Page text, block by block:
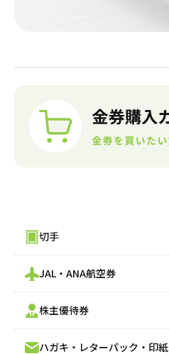
切手
JAL・ANA航空券
株主優待券
ハガキ・レターパック・印紙